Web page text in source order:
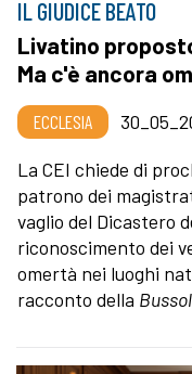
IL GIUDICE BEATO
Livatino
Ma c'è ancora
ECCLESIA
La CEI chiede di
patrono dei
vaglio del Dicastero
riconoscimento dei
omertà nei luoghi
racconto della